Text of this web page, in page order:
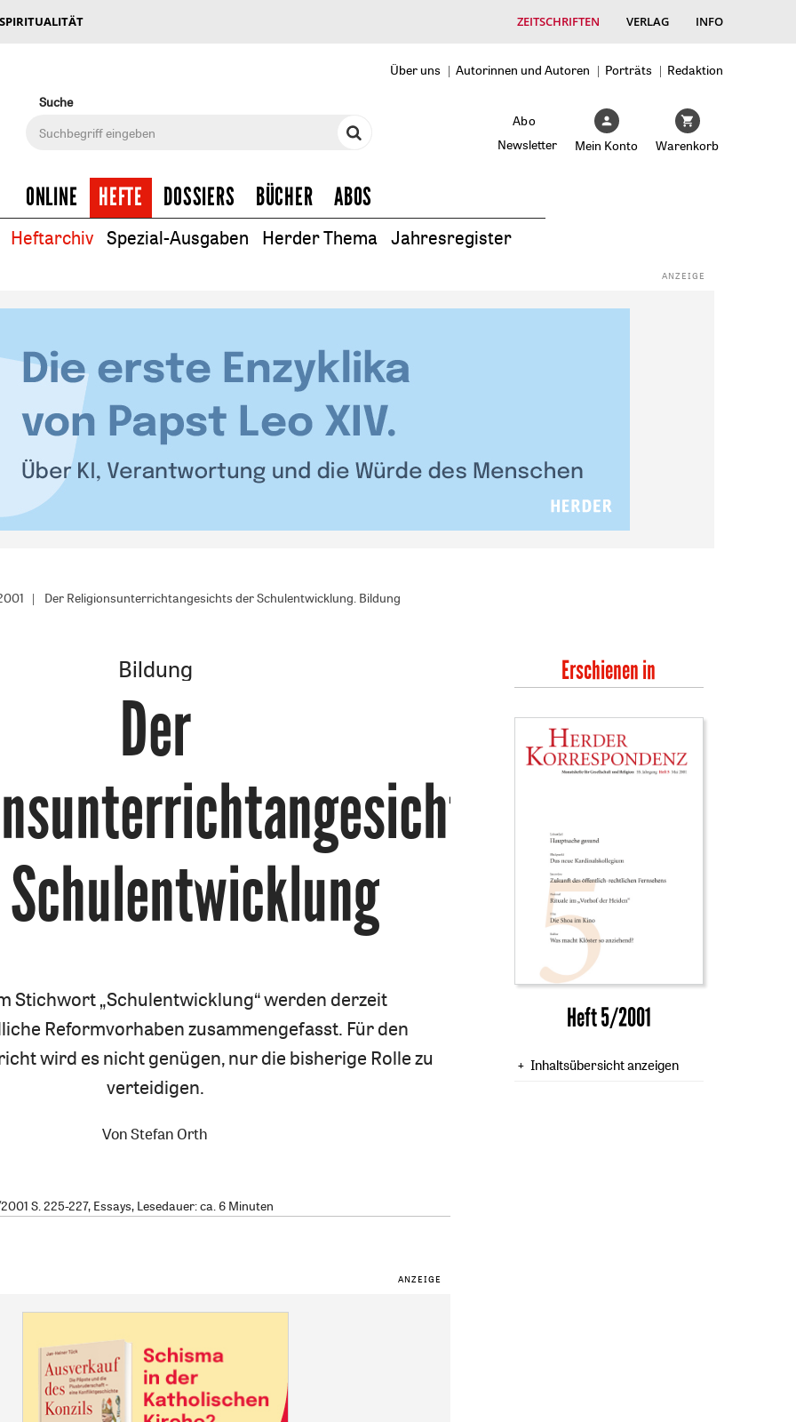
ZEITSCHRIFTEN VERLAG INFO
Über uns Autorinnen und Autoren Porträts
Redaktion
Suche
Abo
Newsletter
Mein Konto Warenkorb
ONLINE HEFTE DOSSIERS BÜCHER ABOS
Heftarchiv Spezial-Ausgaben Herder Thema Jahresregister
Der Religionsunterrichtangesichts der Schulentwicklung. Bildung
Bildung
:
Der
Stichwort „Schulentwicklung“ werden derzeit
Reformvorhaben zusammengefasst. Für den
wird es nicht genügen, nur die bisherige Rolle zu
verteidigen.
VonStefan Orth
S. 225-227, Essays, Lesedauer: ca. 6 Minuten
Erschienen in
Heft 5/2001
Inhaltsübersicht anzeigen